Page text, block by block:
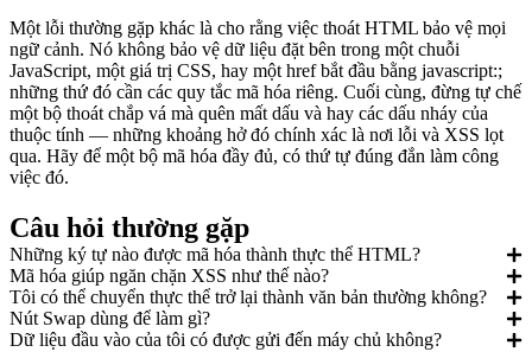
Một lỗi thường gặp khác là cho rằng việc thoát HTML bảo vệ mọi
ngữ cảnh. Nó không bảo vệ dữ liệu đặt bên trong một chuỗi
JavaScript, một giá trị CSS, hay một href bắt đầu bằng javascript:;
những thứ đó cần các quy tắc mã hóa riêng. Cuối cùng, đừng tự chế
một bộ thoát chắp vá mà quên mất dấu và hay các dấu nháy của
thuộc tính — những khoảng hở đó chính xác là nơi lỗi và XSS lọt
qua. Hãy để một bộ mã hóa đầy đủ, có thứ tự đúng đắn làm công
việc đó.
Câu hỏi thường gặp
Những ký tự nào được mã hóa thành thực thể HTML?
Mã hóa giúp ngăn chặn XSS như thế nào?
Tôi có thể chuyển thực thể trở lại thành văn bản thường không?
Nút Swap dùng để làm gì?
Dữ liệu đầu vào của tôi có được gửi đến máy chủ không?